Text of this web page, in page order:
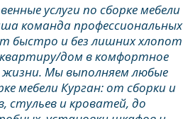
услуги по сборке мебели
команда профессиональных
быстро и без лишних хлопот
дом в комфортное
Мы выполняем любые
мебели Курган: от сборки и
и кроватей, до